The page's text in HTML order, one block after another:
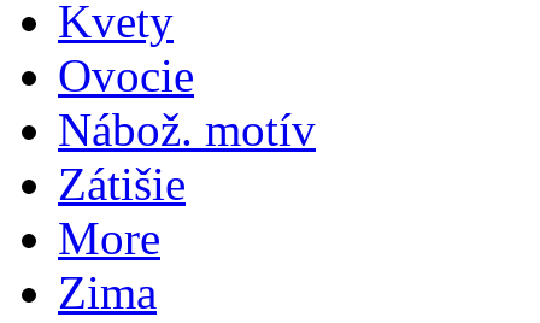
Kvety
Ovocie
Nábož. motív
Zátišie
More
Zima